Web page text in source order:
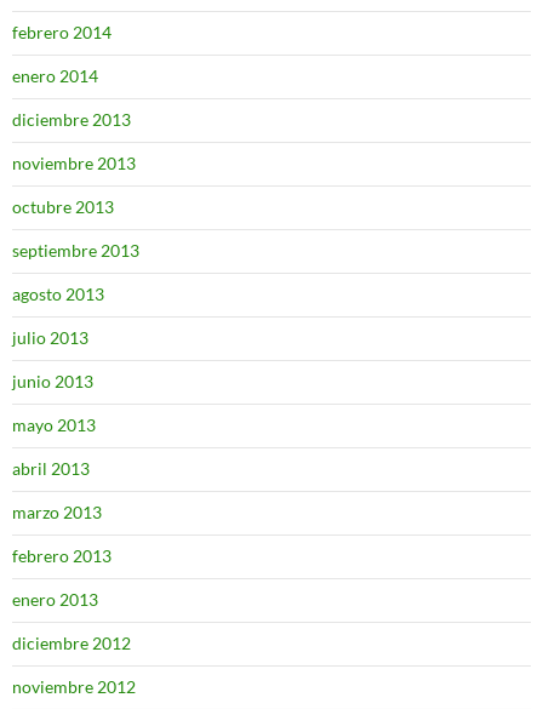
febrero 2014
enero 2014
diciembre 2013
noviembre 2013
octubre 2013
septiembre 2013
agosto 2013
julio 2013
junio 2013
mayo 2013
abril 2013
marzo 2013
febrero 2013
enero 2013
diciembre 2012
noviembre 2012